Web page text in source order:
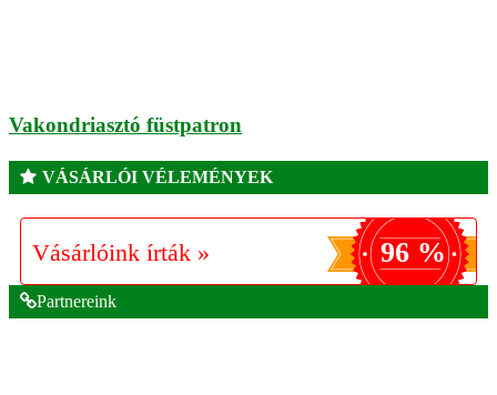
Vakondriasztó füstpatron
VÁSÁRLÓI VÉLEMÉNYEK
Vásárlóink írták » 96 %
Partnereink